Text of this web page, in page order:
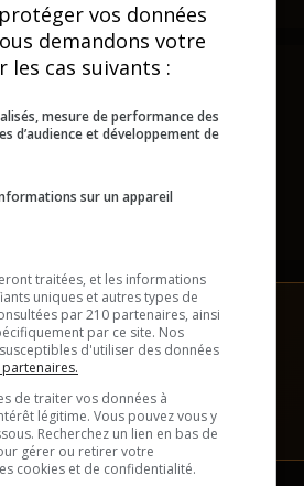
vos données
demandons votre
cas suivants :
mesure de performance des
d’audience et développement de
sur un appareil
traitées, et les informations
uniques et autres types de
par 210 partenaires, ainsi
par ce site. Nos
d'utiliser des données
de traiter vos données à
légitime. Vous pouvez vous y
Recherchez un lien en bas de
gérer ou retirer votre
cookies et de confidentialité.